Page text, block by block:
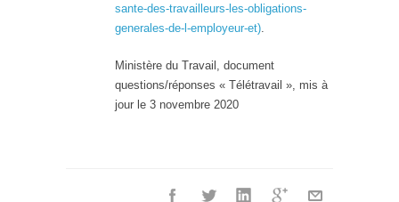
sante-des-travailleurs-les-obligations-
generales-de-l-employeur-et)
Ministère du Travail, document
questions/réponses « Télétravail », mis à
jour le 3 novembre 2020